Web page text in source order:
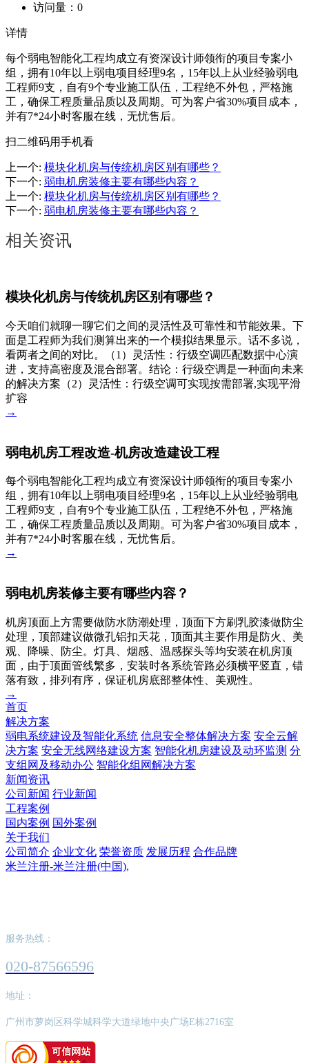
访问量： 0
详情
每个弱电智能化工程均成立有资深设计师领衔的项目专案小
组，拥有10年以上弱电项目经理9名，15年以上从业经验弱电
工程师9支，自有9个专业施工队伍，工程绝不外包，严格施
工，确保工程质量品质以及周期。可为客户省30%项目成本，
并有7*24小时客服在线，无忧售后。
扫二维码用手机看
上一个: 模块化机房与传统机房区别有哪些？
下一个: 弱电机房装修主要有哪些内容？
上一个: 模块化机房与传统机房区别有哪些？
下一个: 弱电机房装修主要有哪些内容？
相关资讯
模块化机房与传统机房区别有哪些？
今天咱们就聊一聊它们之间的灵活性及可靠性和节能效果。下
面是工程师为我们测算出来的一个模拟结果显示。话不多说，
看两者之间的对比。（1）灵活性：行级空调匹配数据中心演
进，支持高密度及混合部署。结论：行级空调是一种面向未来
的解决方案（2）灵活性：行级空调可实现按需部署,实现平滑
扩容
→
弱电机房工程改造-机房改造建设工程
每个弱电智能化工程均成立有资深设计师领衔的项目专案小
组，拥有10年以上弱电项目经理9名，15年以上从业经验弱电
工程师9支，自有9个专业施工队伍，工程绝不外包，严格施
工，确保工程质量品质以及周期。可为客户省30%项目成本，
并有7*24小时客服在线，无忧售后。
→
弱电机房装修主要有哪些内容？
机房顶面上方需要做防水防潮处理，顶面下方刷乳胶漆做防尘
处理，顶部建议做微孔铝扣天花，顶面其主要作用是防火、美
观、降噪、防尘。灯具、烟感、温感探头等均安装在机房顶
面，由于顶面管线繁多，安装时各系统管路必须横平竖直，错
落有致，排列有序，保证机房底部整体性、美观性。
→
首页
解决方案
弱电系统建设及智能化系统 信息安全整体解决方案 安全云解
决方案 安全无线网络建设方案 智能化机房建设及动环监测 分
支组网及移动办公 智能化组网解决方案
新闻资讯
公司新闻 行业新闻
工程案例
国内案例 国外案例
关于我们
公司简介 企业文化 荣誉资质 发展历程 合作品牌
米兰注册-米兰注册(中国),
服务热线：
020-87566596
地址：
广州市萝岗区科学城科学大道绿地中央广场E栋2716室